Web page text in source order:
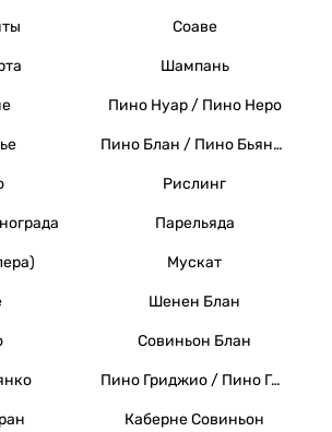
Соаве
Шампань
Пино Нуар / Пино Неро
Пино Блан / Пино Бьянко / Вайссер Бургундер
Рислинг
Парельяда
Мускат
Шенен Блан
Совиньон Блан
Пино Гриджио / Пино Гри
Каберне Совиньон